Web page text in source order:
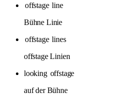
offstage line
Bühne Linie
offstage lines
offstage Linien
looking offstage
auf der Bühne